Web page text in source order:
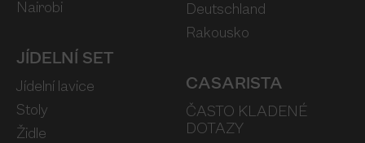
Nairobi
JÍDELNÍ SET
Jídelní lavice
Stoly
Židle
Deutschland
Rakousko
CASARISTA
ČASTO KLADENÉ
DOTAZY